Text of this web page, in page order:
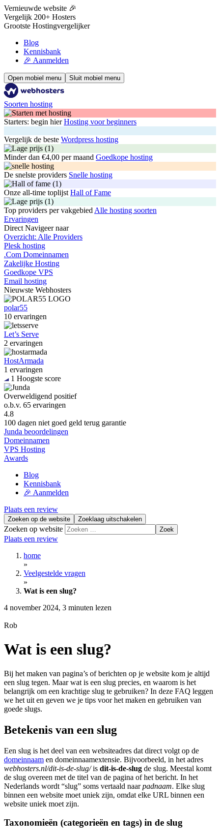
Vernieuwde website 🎉
Vergelijk 200+ Hosters
Grootste Hostingvergelijker
Blog
Kennisbank
🎉 Aanmelden
Open mobiel menu Sluit mobiel menu
Soorten hosting
Starters: begin hierHosting voor beginners
Vergelijk de beste Wordpress hosting
Minder dan €4,00 per maand Goedkope hosting
De snelste providers Snelle hosting
Onze all-time toplijst Hall of Fame
Top providers per vakgebied Alle hosting soorten
Ervaringen
Direct Navigeer naar
Overzicht: Alle Providers
Plesk hosting
.Com Domeinnamen
Zakelijke Hosting
Goedkope VPS
Email hosting
Nieuwste Webhosters
polar55
10 ervaringen
Let’s Serve
2 ervaringen
HostArmada
1 ervaringen
1 Hoogste score
Overweldigend positief
o.b.v. 65 ervaringen
4.8
100 dagen niet goed geld terug garantie
Junda beoordelingen
Domeinnamen
VPS Hosting
Awards
Blog
Kennisbank
🎉 Aanmelden
Plaats een review
Zoeken op de website Zoeklaag uitschakelen
Zoeken op website Zoek
Plaats een review
home
»
Veelgestelde vragen
»
Wat is een slug?
4 november 2024, 3 minuten lezen
Rob
Wat is een slug?
Bij het maken van pagina’s of berichten op je website kom je altijd
een slug tegen. Maar wat is een slug precies, en waarom is het
belangrijk om een krachtige slug te gebruiken? In deze FAQ leggen
we het uit en geven we je tips voor het maken en gebruiken van
goede slugs.
Betekenis van een slug
Een slug is het deel van een websiteadres dat direct volgt op de
domeinnaam en domeinnaamextensie. Bijvoorbeeld, in het adres
webhosters.nl/dit-is-de-slug/is dit-is-de-slug de slug. Meestal komt
de slug overeen met de titel van de pagina of het bericht. In het
Nederlands wordt “slug” soms vertaald naarpadnaam. Elke slug
binnen een website moet uniek zijn, omdat elke URL binnen een
website uniek moet zijn.
Taxonomieën (categorieën en tags) in de slug